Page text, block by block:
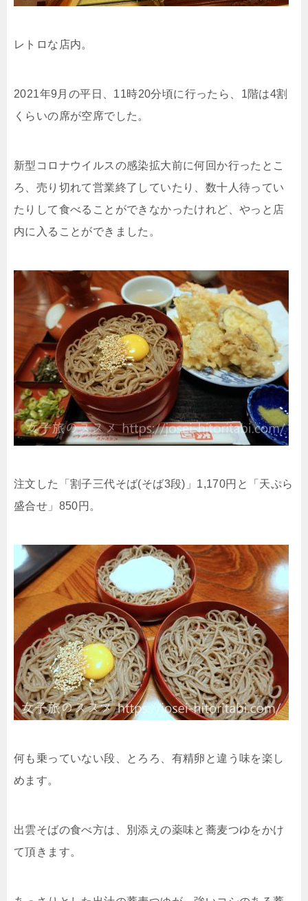
レトロな店内。
2021年9月の平日、11時20分頃に行ったら、1階は4割
くらいの席が空席でした。
新型コロナウイルスの感染拡大前に何回か行ったとこ
ろ、売り切れて営業終了していたり、数十人待ってい
たりして食べることができなかったけれど、やっと店
内に入ることができました。
注文した「割子三代そば(そば3段)」1,170円と「天ぷら
盛合せ」850円。
何も乗っていない段、とろろ、有精卵と違う味を楽し
めます。
出雲そばの食べ方は、別添えの薬味と蕎麦つゆをかけ
て頂きます。